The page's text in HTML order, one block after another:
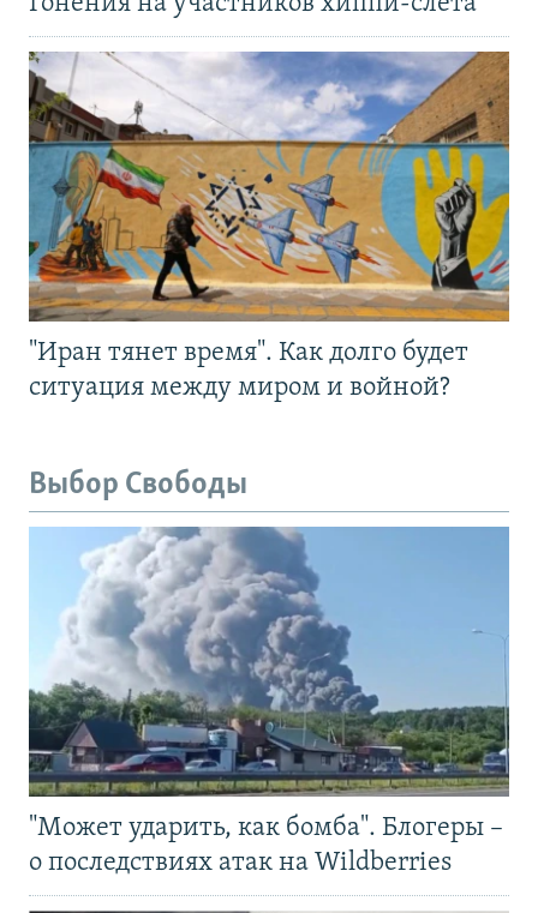
"Иран тянет время". Как долго будет
ситуация между миром и войной?
Выбор Свободы
"Может ударить, как бомба". Блогеры –
о последствиях атак на Wildberries